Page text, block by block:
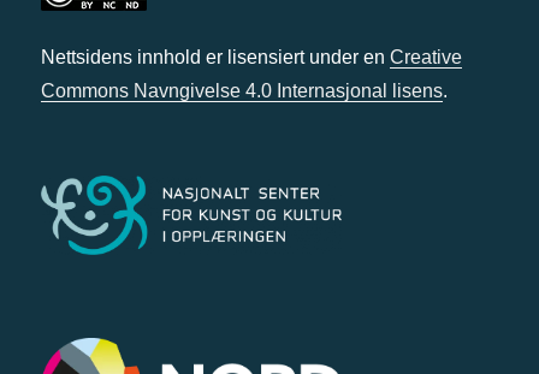
Nettsidens innhold er lisensiert under en Creative
Commons Navngivelse 4.0 Internasjonal lisens.